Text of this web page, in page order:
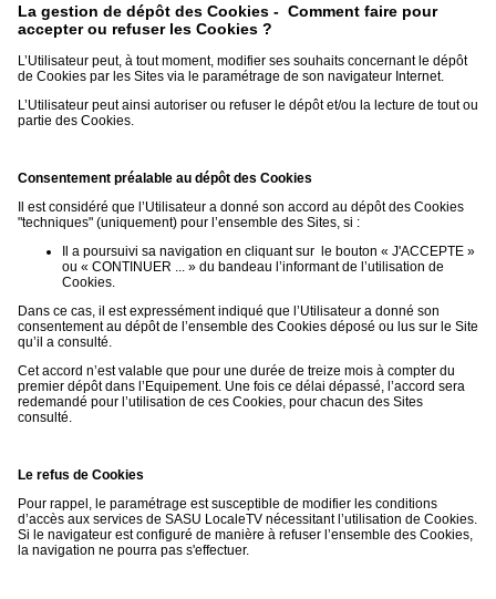
La gestion de dépôt des Cookies - Comment faire pour
accepter ou refuser les Cookies ?
L’Utilisateur peut, à tout moment, modifier ses souhaits concernant le dépôt
de Cookies par les Sites via le paramétrage de son navigateur Internet.
L’Utilisateur peut ainsi autoriser ou refuser le dépôt et/ou la lecture de tout ou
partie des Cookies.
Consentement préalable au dépôt des Cookies
Il est considéré que l’Utilisateur a donné son accord au dépôt des Cookies
"techniques" (uniquement) pour l’ensemble des Sites, si :
Il a poursuivi sa navigation en cliquant sur le bouton « J'ACCEPTE »
ou « CONTINUER ... » du bandeau l’informant de l’utilisation de
Cookies.
Dans ce cas, il est expressément indiqué que l’Utilisateur a donné son
consentement au dépôt de l’ensemble des Cookies déposé ou lus sur le Site
qu’il a consulté.
Cet accord n’est valable que pour une durée de treize mois à compter du
premier dépôt dans l’Equipement. Une fois ce délai dépassé, l’accord sera
redemandé pour l’utilisation de ces Cookies, pour chacun des Sites
consulté.
Le refus de Cookies
Pour rappel, le paramétrage est susceptible de modifier les conditions
d’accès aux services de SASU LocaleTV nécessitant l’utilisation de Cookies.
Si le navigateur est configuré de manière à refuser l’ensemble des Cookies,
la navigation ne pourra pas s'effectuer.